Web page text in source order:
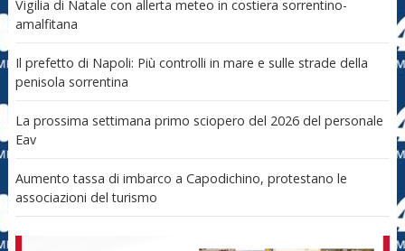
Vigilia di Natale con allerta meteo in costiera sorrentino-
amalfitana
Il prefetto di Napoli: Più controlli in mare e sulle strade della
penisola sorrentina
La prossima settimana primo sciopero del 2026 del personale
Eav
Aumento tassa di imbarco a Capodichino, protestano le
associazioni del turismo